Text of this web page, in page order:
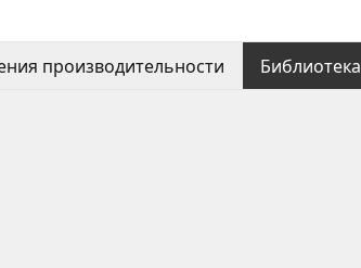
производительности Библиотека